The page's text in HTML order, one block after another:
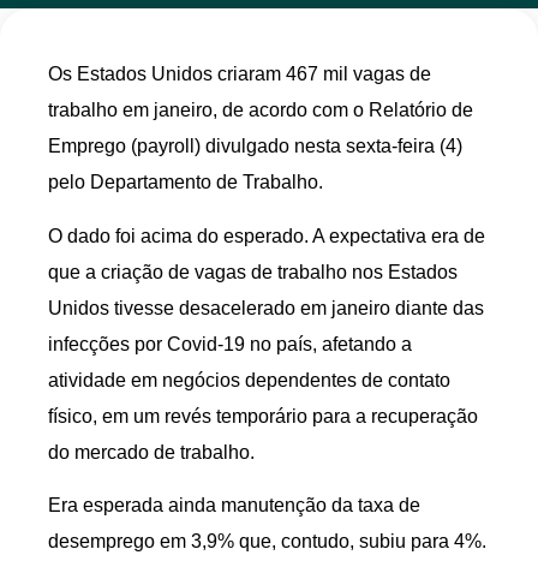
Os Estados Unidos criaram 467 mil vagas de
trabalho em janeiro, de acordo com o Relatório de
Emprego (payroll) divulgado nesta sexta-feira (4)
pelo Departamento de Trabalho.
O dado foi acima do esperado. A expectativa era de
que a criação de vagas de trabalho nos Estados
Unidos tivesse desacelerado em janeiro diante das
infecções por Covid-19 no país, afetando a
atividade em negócios dependentes de contato
físico, em um revés temporário para a recuperação
do mercado de trabalho.
Era esperada ainda manutenção da taxa de
desemprego em 3,9% que, contudo, subiu para 4%.